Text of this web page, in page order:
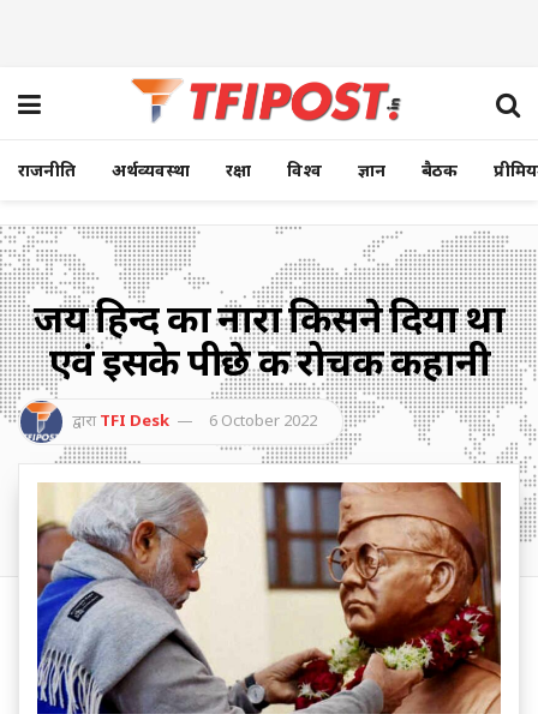
राजनीति अर्थव्यवस्था रक्षा विश्व ज्ञान बैठक
जय हिन्द का नारा किसने दिया था
एवं इसके पीछे की रोचक कहानी
द्वारा TFI Desk 6 October 2022